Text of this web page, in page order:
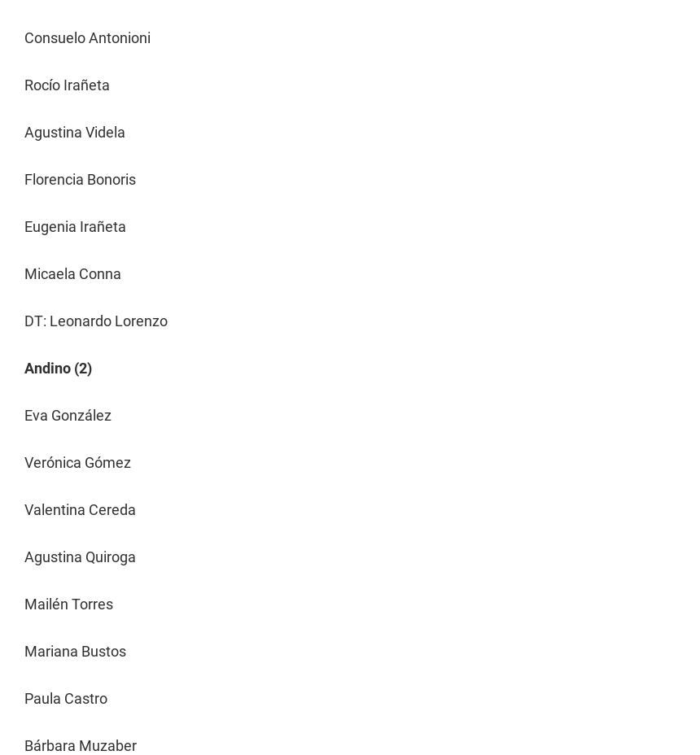
Consuelo Antonioni
Rocío Irañeta
Agustina Videla
Florencia Bonoris
Eugenia Irañeta
Micaela Conna
DT: Leonardo Lorenzo
Andino (2)
Eva González
Verónica Gómez
Valentina Cereda
Agustina Quiroga
Mailén Torres
Mariana Bustos
Paula Castro
Bárbara Muzaber